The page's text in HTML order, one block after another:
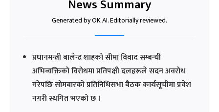
News Summary
Generated by OK AI. Editorially reviewed.
प्रधानमन्त्री बालेन्द्र शाहको सीमा विवाद सम्बन्धी
अभिव्यक्तिको विरोधमा प्रतिपक्षी दलहरूले सदन अवरोध
गरेपछि सोमबारको प्रतिनिधिसभा बैठक कार्यसूचीमा प्रवेश
नगरी स्थगित भएको छ ।